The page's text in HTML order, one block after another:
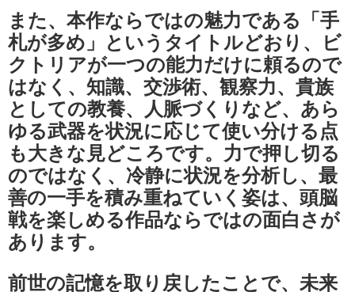
また、本作ならではの魅力である「手
札が多め」というタイトルどおり、ビ
クトリアが一つの能力だけに頼るので
はなく、知識、交渉術、観察力、貴族
としての教養、人脈づくりなど、あら
ゆる武器を状況に応じて使い分ける点
も大きな見どころです。力で押し切る
のではなく、冷静に状況を分析し、最
善の一手を積み重ねていく姿は、頭脳
戦を楽しめる作品ならではの面白さが
あります。
前世の記憶を取り戻したことで、未来